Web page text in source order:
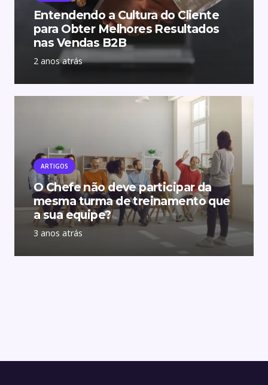
Entendendo a Cultura do Cliente
para Obter Melhores Resultados
nas Vendas B2B
2 anos atrás
ARTIGOS
O Chefe não deve participar da
mesma turma de treinamento que
a sua equipe?
3 anos atrás